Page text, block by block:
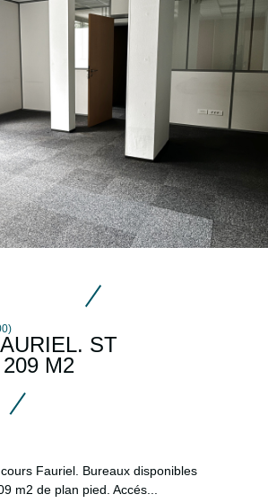
ST
M2
Fauriel. Bureaux disponibles
m2 de plan pied. Accés...